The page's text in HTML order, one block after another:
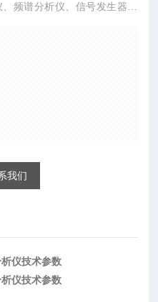
频谱分析仪、信号发生器、
我们
仪技术参数
仪技术参数